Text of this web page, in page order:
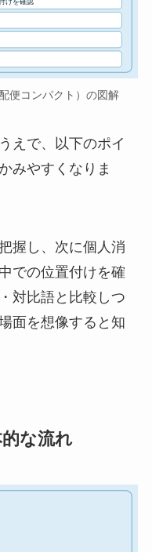
便コンパクト）の図解
えで、以下のポイ
みやすくなりま
握し、次に個人消
での位置付けを確
対比語と比較しつ
面を想像すると知
な流れ